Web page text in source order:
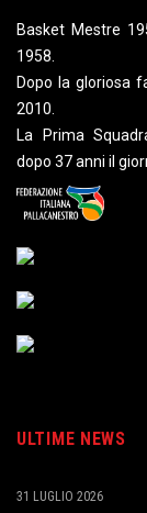
Basket Mestre
1958.
Dopo la gloriosa
2010.
La Prima
dopo 37 anni il
ULTIME NEWS
31 LUGLIO 2026